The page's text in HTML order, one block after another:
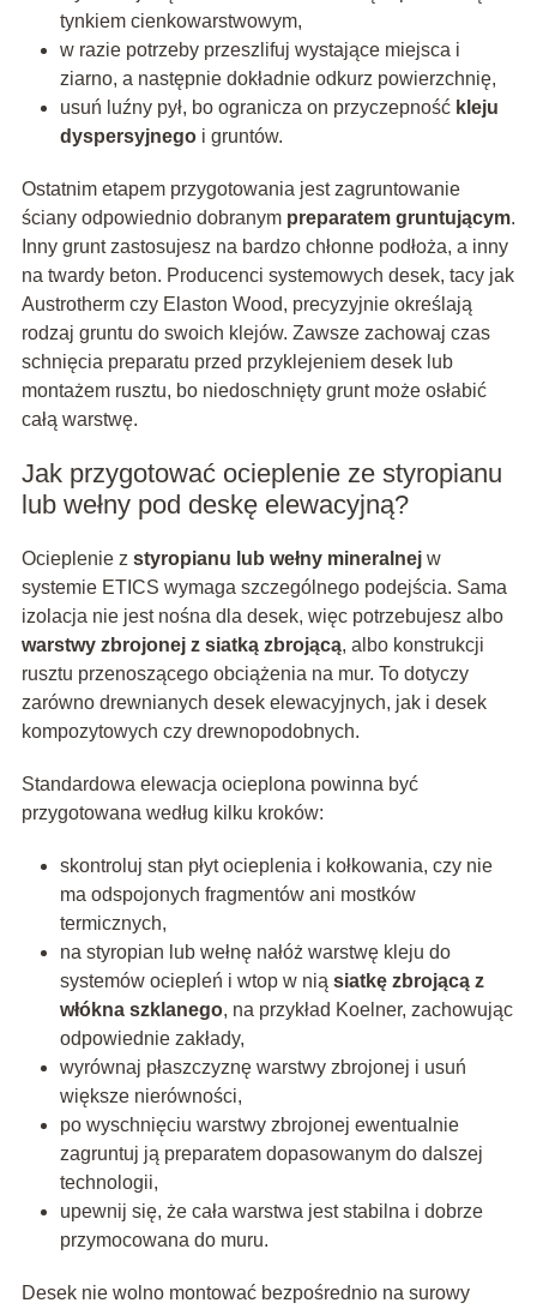
tynkiem cienkowarstwowym,
w razie potrzeby przeszlifuj wystające miejsca i
ziarno, a następnie dokładnie odkurz powierzchnię,
usuń luźny pył, bo ogranicza on przyczepność kleju
dyspersyjnegoi gruntów.
Ostatnim etapem przygotowania jest zagruntowanie
ściany odpowiednio dobranym preparatem gruntującym.
Inny grunt zastosujesz na bardzo chłonne podłoża, a inny
na twardy beton. Producenci systemowych desek, tacy jak
Austrotherm czy Elaston Wood, precyzyjnie określają
rodzaj gruntu do swoich klejów. Zawsze zachowaj czas
schnięcia preparatu przed przyklejeniem desek lub
montażem rusztu, bo niedoschnięty grunt może osłabić
całą warstwę.
Jak przygotować ocieplenie ze styropianu
lub wełny pod deskę elewacyjną?
Ocieplenie z styropianu lub wełny mineralnejw
systemie ETICS wymaga szczególnego podejścia. Sama
izolacja nie jest nośna dla desek, więc potrzebujesz albo
warstwy zbrojonej z siatką zbrojącą, albo konstrukcji
rusztu przenoszącego obciążenia na mur. To dotyczy
zarówno drewnianych desek elewacyjnych, jak i desek
kompozytowych czy drewnopodobnych.
Standardowa elewacja ocieplona powinna być
przygotowana według kilku kroków:
skontroluj stan płyt ocieplenia i kołkowania, czy nie
ma odspojonych fragmentów ani mostków
termicznych,
na styropian lub wełnę nałóż warstwę kleju do
systemów ociepleń i wtop w nią siatkę zbrojącą z
włókna szklanego, na przykład Koelner, zachowując
odpowiednie zakłady,
wyrównaj płaszczyznę warstwy zbrojonej i usuń
większe nierówności,
po wyschnięciu warstwy zbrojonej ewentualnie
zagruntuj ją preparatem dopasowanym do dalszej
technologii,
upewnij się, że cała warstwa jest stabilna i dobrze
przymocowana do muru.
Desek nie wolno montować bezpośrednio na surowy